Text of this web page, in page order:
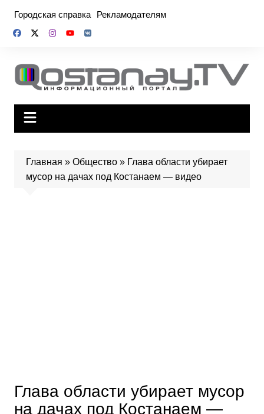
содержимому
Городская справка Рекламодателям
Главная » Общество» Глава области убирает
мусор на дачах под Костанаем — видео
Глава области убирает мусор
на дачах под Костанаем —